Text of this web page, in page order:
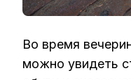
Во время
можно увидеть